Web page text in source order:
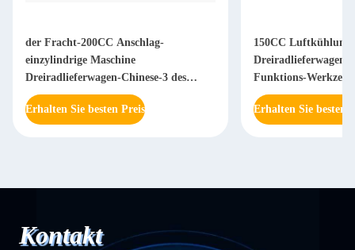
der Fracht-200CC Anschlag-
einzylindrige Maschine
Dreiradlieferwagen-Chinese-3 des
Geschäftemacher-4
Erhalten Sie besten Preis
150CC
Dreiradlieferwagen
Funktions-
Erhalten Sie besten
Kontakt